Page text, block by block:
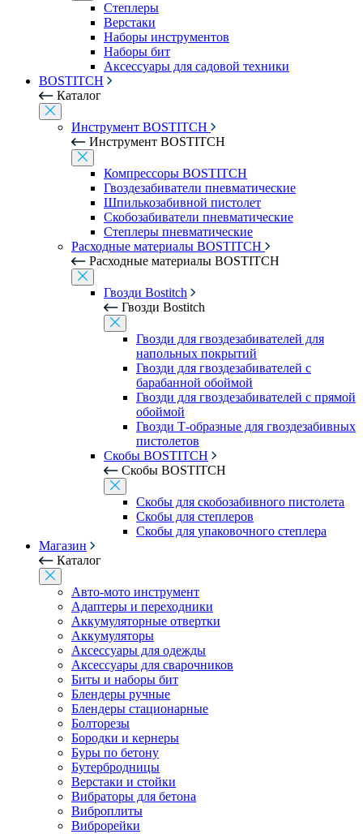
Степлеры
Верстаки
Наборы инструментов
Наборы бит
Аксессуары для садовой техники
BOSTITCH
Каталог
Инструмент BOSTITCH
Инструмент BOSTITCH
Компрессоры BOSTITCH
Гвоздезабиватели пневматические
Шпилькозабивной пистолет
Скобозабиватели пневматические
Степлеры пневматические
Расходные материалы BOSTITCH
Расходные материалы BOSTITCH
Гвозди Bostitch
Гвозди Bostitch
Гвозди для гвоздезабивателей для
напольных покрытий
Гвозди для гвоздезабивателей с
барабанной обоймой
Гвозди для гвоздезабивателей с прямой
обоймой
Гвозди Т-образные для гвоздезабивных
пистолетов
Скобы BOSTITCH
Скобы BOSTITCH
Скобы для скобозабивного пистолета
Скобы для степлеров
Скобы для упаковочного степлера
Магазин
Каталог
Авто-мото инструмент
Адаптеры и переходники
Аккумуляторные отвертки
Аккумуляторы
Аксессуары для одежды
Аксессуары для сварочников
Биты и наборы бит
Блендеры ручные
Блендеры стационарные
Болторезы
Бородки и кернеры
Буры по бетону
Бутербродницы
Верстаки и стойки
Вибраторы для бетона
Виброплиты
Виброрейки